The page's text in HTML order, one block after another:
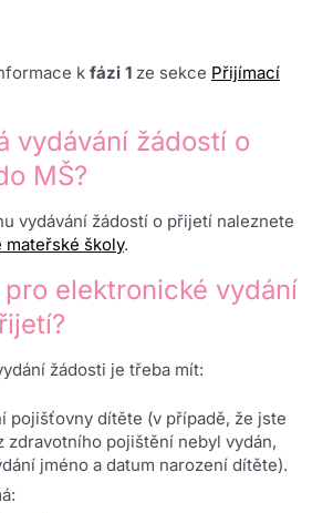
k fázi 1 ze sekce Přijímací
vydávání žádostí o
MŠ?
vydávání žádostí o přijetí naleznete
školy.
elektronické vydání
žádosti je třeba mít:
pojišťovny dítěte (v případě, že jste
zdravotního pojištění nebyl vydán,
jméno a datum narození dítěte).